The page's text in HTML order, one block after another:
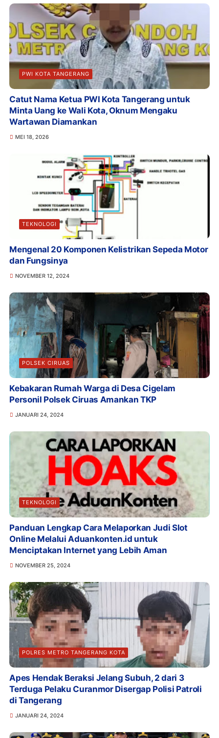
PWI KOTA TANGERANG
Catut Nama Ketua PWI Kota Tangerang untuk
Minta Uang ke Wali Kota, Oknum Mengaku
Wartawan Diamankan
MEI 18, 2026
TEKNOLOGI
Mengenal 20 Komponen Kelistrikan Sepeda Motor
dan Fungsinya
NOVEMBER 12, 2024
POLSEK CIRUAS
Kebakaran Rumah Warga di Desa Cigelam
Personil Polsek Ciruas Amankan TKP
JANUARI 24, 2024
TEKNOLOGI
Panduan Lengkap Cara Melaporkan Judi Slot
Online Melalui Aduankonten.id untuk
Menciptakan Internet yang Lebih Aman
NOVEMBER 25, 2024
POLRES METRO TANGERANG KOTA
Apes Hendak Beraksi Jelang Subuh, 2 dari 3
Terduga Pelaku Curanmor Disergap Polisi Patroli
di Tangerang
JANUARI 24, 2024